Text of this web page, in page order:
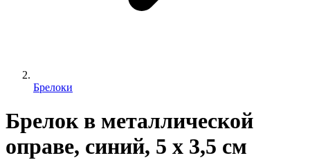
Брелоки
Брелок в металлической
оправе, синий, 5 х 3,5 см